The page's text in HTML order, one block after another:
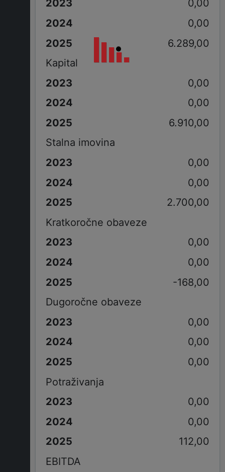
0,00
0,00
6.289,00
Kapital
0,00
0,00
6.910,00
Stalna imovina
0,00
0,00
2.700,00
Kratkoročne obaveze
0,00
0,00
-168,00
Dugoročne obaveze
0,00
0,00
0,00
Potraživanja
0,00
0,00
112,00
EBITDA